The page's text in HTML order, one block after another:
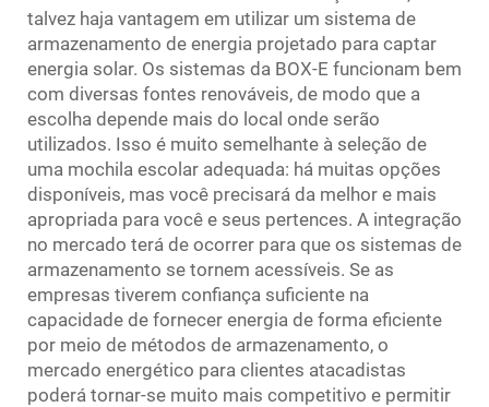
talvez haja vantagem em utilizar um sistema de
armazenamento de energia projetado para captar
energia solar. Os sistemas da BOX-E funcionam bem
com diversas fontes renováveis, de modo que a
escolha depende mais do local onde serão
utilizados. Isso é muito semelhante à seleção de
uma mochila escolar adequada: há muitas opções
disponíveis, mas você precisará da melhor e mais
apropriada para você e seus pertences. A integração
no mercado terá de ocorrer para que os sistemas de
armazenamento se tornem acessíveis. Se as
empresas tiverem confiança suficiente na
capacidade de fornecer energia de forma eficiente
por meio de métodos de armazenamento, o
mercado energético para clientes atacadistas
poderá tornar-se muito mais competitivo e permitir